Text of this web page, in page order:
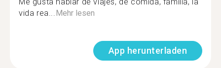
vida rea...Mehr lesen
App herunterladen